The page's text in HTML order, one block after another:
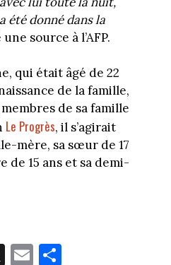
été donné dans la
source à l’AFP.
qui était âgé de 22
de la famille,
de sa famille
Le Progrès, il s’agirait
mère, sa sœur de 17
de 15 ans et sa demi-
X E Pa